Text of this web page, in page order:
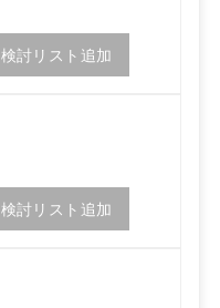
検討リスト追加
検討リスト追加